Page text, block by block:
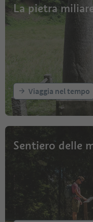
La pietra
Viaggia nel tempo
Sentiero delle